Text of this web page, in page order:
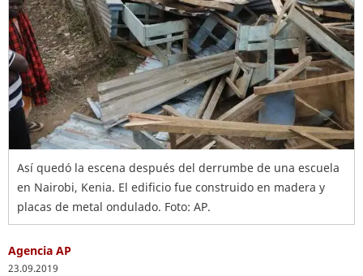
Así quedó la escena después del derrumbe de una escuela
en Nairobi, Kenia. El edificio fue construido en madera y
placas de metal ondulado. Foto: AP.
Agencia AP
23.09.2019